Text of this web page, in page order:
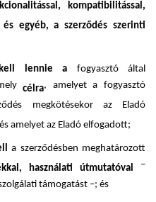
kompatibilitással,
egyéb, a szerződés szerinti
kell lennie a fogyasztó által
célra, amelyet a fogyasztó
megkötésekor az Eladó
amelyet az Eladó elfogadott;
a szerződésben meghatározott
használati útmutatóval
–
támogatást –; és